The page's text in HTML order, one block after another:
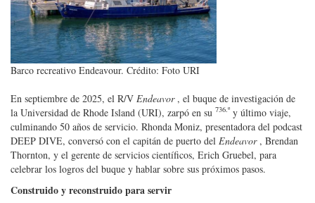
Barco recreativo Endeavour. Crédito: Foto URI
En septiembre de 2025, el R/V Endeavor, el buque de investigación de
la Universidad de Rhode Island (URI), zarpó en su 736.º y último viaje,
culminando 50 años de servicio. Rhonda Moniz, presentadora del podcast
DEEP DIVE, conversó con el capitán de puerto del Endeavor, Brendan
Thornton, y el gerente de servicios científicos, Erich Gruebel, para
celebrar los logros del buque y hablar sobre sus próximos pasos.
Construido y reconstruido para servir